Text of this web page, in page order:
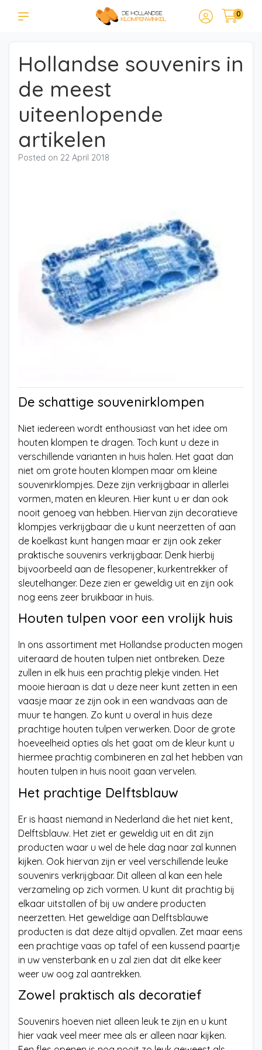
0
Hollandse souvenirs in
de meest
uiteenlopende
artikelen
Posted on 22 April 2018
De schattige souvenirklompen
Niet iedereen wordt enthousiast van het idee om
houten klompen te dragen. Toch kunt u deze in
verschillende varianten in huis halen. Het gaat dan
niet om grote houten klompen maar om kleine
souvenirklompjes. Deze zijn verkrijgbaar in allerlei
vormen, maten en kleuren. Hier kunt u er dan ook
nooit genoeg van hebben. Hiervan zijn decoratieve
klompjes verkrijgbaar die u kunt neerzetten of aan
de koelkast kunt hangen maar er zijn ook zeker
praktische souvenirs verkrijgbaar. Denk hierbij
bijvoorbeeld aan de flesopener, kurkentrekker of
sleutelhanger. Deze zien er geweldig uit en zijn ook
nog eens zeer bruikbaar in huis.
Houten tulpen voor een vrolijk huis
In ons assortiment met Hollandse producten mogen
uiteraard de houten tulpen niet ontbreken. Deze
zullen in elk huis een prachtig plekje vinden. Het
mooie hieraan is dat u deze neer kunt zetten in een
vaasje maar ze zijn ook in een wandvaas aan de
muur te hangen. Zo kunt u overal in huis deze
prachtige houten tulpen verwerken. Door de grote
hoeveelheid opties als het gaat om de kleur kunt u
hiermee prachtig combineren en zal het hebben van
houten tulpen in huis nooit gaan vervelen.
Het prachtige Delftsblauw
Er is haast niemand in Nederland die het niet kent,
Delftsblauw. Het ziet er geweldig uit en dit zijn
producten waar u wel de hele dag naar zal kunnen
kijken. Ook hiervan zijn er veel verschillende leuke
souvenirs verkrijgbaar. Dit alleen al kan een hele
verzameling op zich vormen. U kunt dit prachtig bij
elkaar uitstallen of bij uw andere producten
neerzetten. Het geweldige aan Delftsblauwe
producten is dat deze altijd opvallen. Zet maar eens
een prachtige vaas op tafel of een kussend paartje
in uw vensterbank en u zal zien dat dit elke keer
weer uw oog zal aantrekken.
Zowel praktisch als decoratief
Souvenirs hoeven niet alleen leuk te zijn en u kunt
hier vaak veel meer mee als er alleen naar kijken.